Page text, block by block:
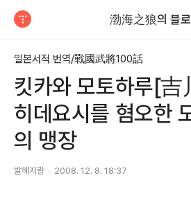
渤海之狼의 블
일본서적 번역/戰國武將100話
킷카와 모토하루[
히데요시를 혐오한
의 맹장
발해지랑 2008. 12. 8. 18:37